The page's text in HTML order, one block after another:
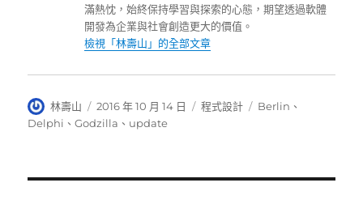
滿熱忱，始終保持學習與探索的心態，期望透過軟體
開發為企業與社會創造更大的價值。
檢視「林壽山」的全部文章
作
者
林壽山
發
佈
2016 年 10 月 14 日
分
程式設計
標
Berlin 、
Delphi 、Godzilla 、 update